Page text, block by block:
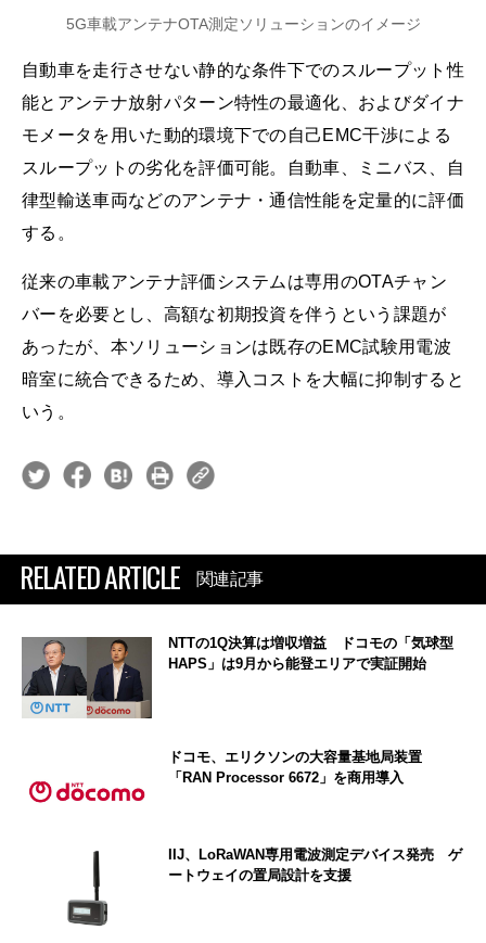
5G車載アンテナOTA測定ソリューションのイメージ
自動車を走行させない静的な条件下でのスループット性
能とアンテナ放射パターン特性の最適化、およびダイナ
モメータを用いた動的環境下での自己EMC干渉による
スループットの劣化を評価可能。自動車、ミニバス、自
律型輸送車両などのアンテナ・通信性能を定量的に評価
する。
従来の車載アンテナ評価システムは専用のOTAチャン
バーを必要とし、高額な初期投資を伴うという課題が
あったが、本ソリューションは既存のEMC試験用電波
暗室に統合できるため、導入コストを大幅に抑制すると
いう。
RELATED ARTICLE 関連記事
NTTの1Q決算は増収増益 ドコモの「気球型
HAPS」は9月から能登エリアで実証開始
ドコモ、エリクソンの大容量基地局装置
「RAN Processor 6672」を商用導入
IIJ、LoRaWAN専用電波測定デバイス発売 ゲ
ートウェイの置局設計を支援